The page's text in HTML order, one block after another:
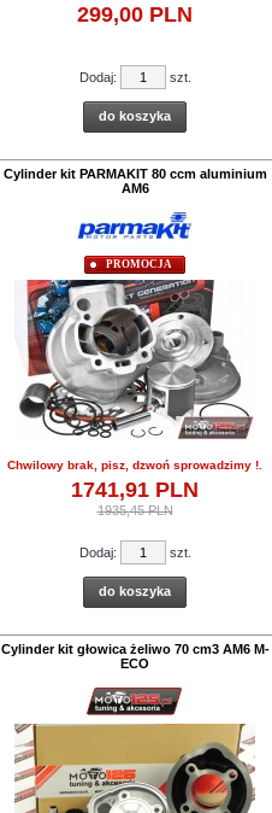
299,00 PLN
Dodaj: szt.
do koszyka
Cylinder kit PARMAKIT 80 ccm aluminium
AM6
PROMOCJA
Chwilowy brak, pisz, dzwoń sprowadzimy !.
1741,91 PLN
1935,45 PLN
Dodaj: szt.
do koszyka
Cylinder kit głowica żeliwo 70 cm3 AM6 M-
ECO